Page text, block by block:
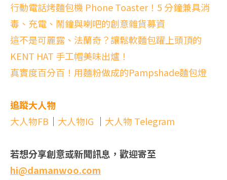
行動電話烤麵包機 Phone Toaster！5 分鐘兼具消
毒、充電、鬧鐘與喇吧的創意雜貨募資
這不是可麗露、法蘭奇？讓鬆軟麵包躍上頭頂的
KENT HAT 手工帽美味出爐！
真實度百分百！用麵粉做成的Pampshade麵包燈
追蹤大人物
大人物FB ｜ 大人物IG ｜ 大人物 Telegram
若想分享創意或新聞訊息，歡迎寄至
hi@damanwoo.com